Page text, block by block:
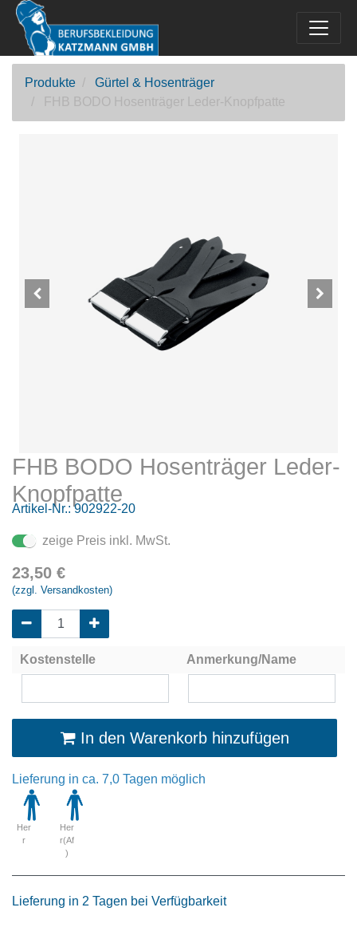
Produkte
Gürtel & Hosenträger
FHB BODO Hosenträger Leder-Knopfpatte
FHB BODO Hosenträger Leder-
Knopfpatte
Artikel-Nr.: 902922-20
zeige Preis inkl. MwSt.
23,50 €
(zzgl. Versandkosten)
Kostenstelle Anmerkung/Name
In den Warenkorb hinzufügen
Lieferung in ca. 7,0 Tagen möglich
Her
r
Her
r(Af
)
Lieferung in 2 Tagen bei Verfügbarkeit